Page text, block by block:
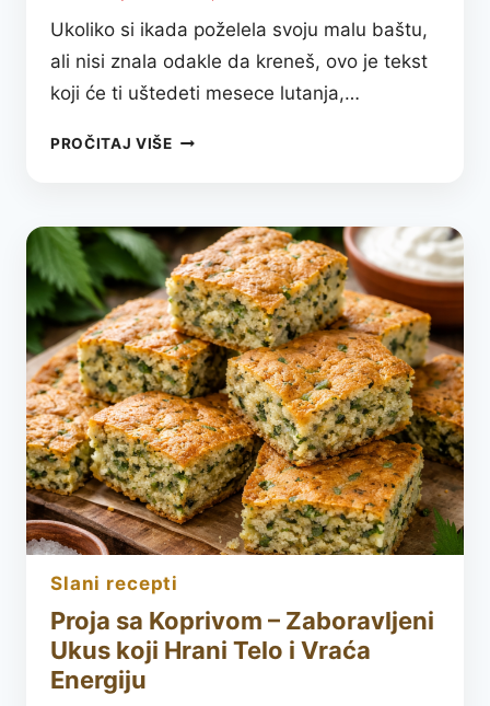
Ukoliko si ikada poželela svoju malu baštu,
ali nisi znala odakle da kreneš, ovo je tekst
koji će ti uštedeti mesece lutanja,…
PROČITAJ VIŠEKAKO
ZA
POČETNIKE
(BEZ
NAJČEŠĆIH
GREŠAKA)
slani recepti
Proja sa Koprivom – Zaboravljeni
Ukus koji Hrani Telo i Vraća
Energiju